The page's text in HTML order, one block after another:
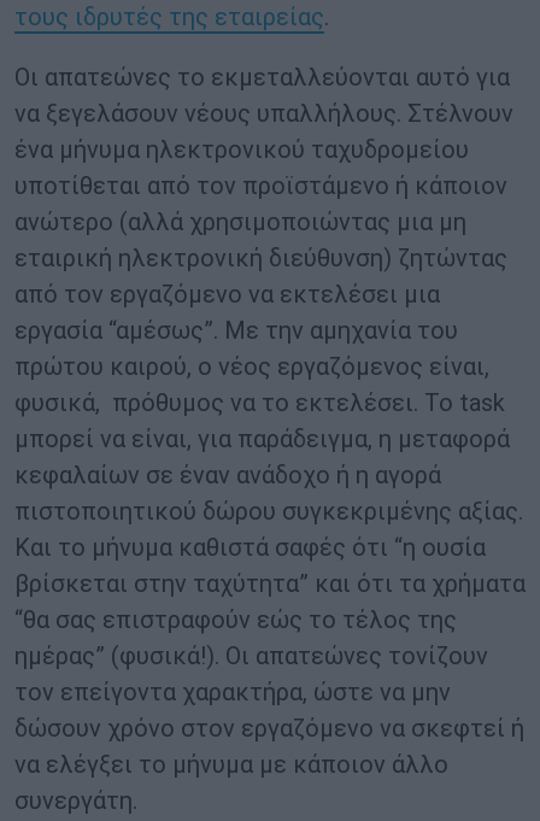
τους ιδρυτές της εταιρείας.
Οι απατεώνες το εκμεταλλεύονται αυτό για
να ξεγελάσουν νέους υπαλλήλους. Στέλνουν
ένα μήνυμα ηλεκτρονικού ταχυδρομείου
υποτίθεται από τον προϊστάμενο ή κάποιον
ανώτερο (αλλά χρησιμοποιώντας μια μη
εταιρική ηλεκτρονική διεύθυνση) ζητώντας
από τον εργαζόμενο να εκτελέσει μια
εργασία “αμέσως”. Με την αμηχανία του
πρώτου καιρού, ο νέος εργαζόμενος είναι,
φυσικά, πρόθυμος να το εκτελέσει. Το task
μπορεί να είναι, για παράδειγμα, η μεταφορά
κεφαλαίων σε έναν ανάδοχο ή η αγορά
πιστοποιητικού δώρου συγκεκριμένης αξίας.
Και το μήνυμα καθιστά σαφές ότι “η ουσία
βρίσκεται στην ταχύτητα” και ότι τα χρήματα
“θα σας επιστραφούν εώς το τέλος της
ημέρας” (φυσικά!). Οι απατεώνες τονίζουν
τον επείγοντα χαρακτήρα, ώστε να μην
δώσουν χρόνο στον εργαζόμενο να σκεφτεί ή
να ελέγξει το μήνυμα με κάποιον άλλο
συνεργάτη.